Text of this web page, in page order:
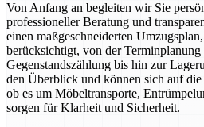
Von Anfang an begleiten wir Sie
professioneller Beratung und
einen maßgeschneiderten
berücksichtigt, von der Terminplanung
Gegenstandszählung bis hin zur
den Überblick und können sich auf
ob es um Möbeltransporte,
sorgen für Klarheit und Sicherheit.